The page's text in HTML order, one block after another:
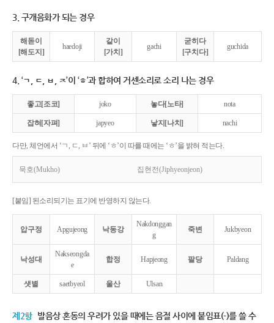
3. 구개음화가 되는 경우
해돋이
[해도지]
haedoji
같이
[가치]
gachi
굳히다
[구치다]
guchida
4. ‘ㄱ, ㄷ, ㅂ, ㅈ’이 ‘ㅎ’과 합하여 거센소리로 소리 나는 경우
좋고[조코] joko 놓다[노타] nota
잡혀[자펴] japyeo 낳지[나치] nachi
다만, 체언에서 ‘ㄱ, ㄷ, ㅂ’ 뒤에 ‘ㅎ’이 따를 때에는 ‘ㅎ’을 밝혀 적는다.
묵호(Mukho) 집현전(Jiphyeonjeon)
[붙임] 된소리되기는 표기에 반영하지 않는다.
압구정 Apgujeong 낙동강
Nakdonggan
g
죽변 Jukbyeon
낙성대
Nakseongda
e
합정 Hapjeong 팔당 Paldang
샛별 saetbyeol 울산 Ulsan
제2항 발음상 혼동의 우려가 있을 때에는 음절 사이에 붙임표(-)를 쓸 수